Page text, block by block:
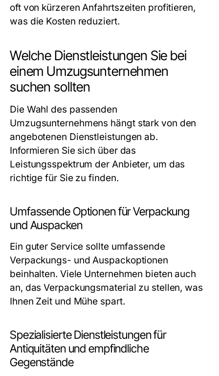
oft von kürzeren Anfahrtszeiten profitieren,
was die Kosten reduziert.
Welche Dienstleistungen Sie bei
einem Umzugsunternehmen
suchen sollten
Die Wahl des passenden
Umzugsunternehmens hängt stark von den
angebotenen Dienstleistungen ab.
Informieren Sie sich über das
Leistungsspektrum der Anbieter, um das
richtige für Sie zu finden.
Umfassende Optionen für Verpackung
und Auspacken
Ein guter Service sollte umfassende
Verpackungs- und Auspackoptionen
beinhalten. Viele Unternehmen bieten auch
an, das Verpackungsmaterial zu stellen, was
Ihnen Zeit und Mühe spart.
Spezialisierte Dienstleistungen für
Antiquitäten und empfindliche
Gegenstände